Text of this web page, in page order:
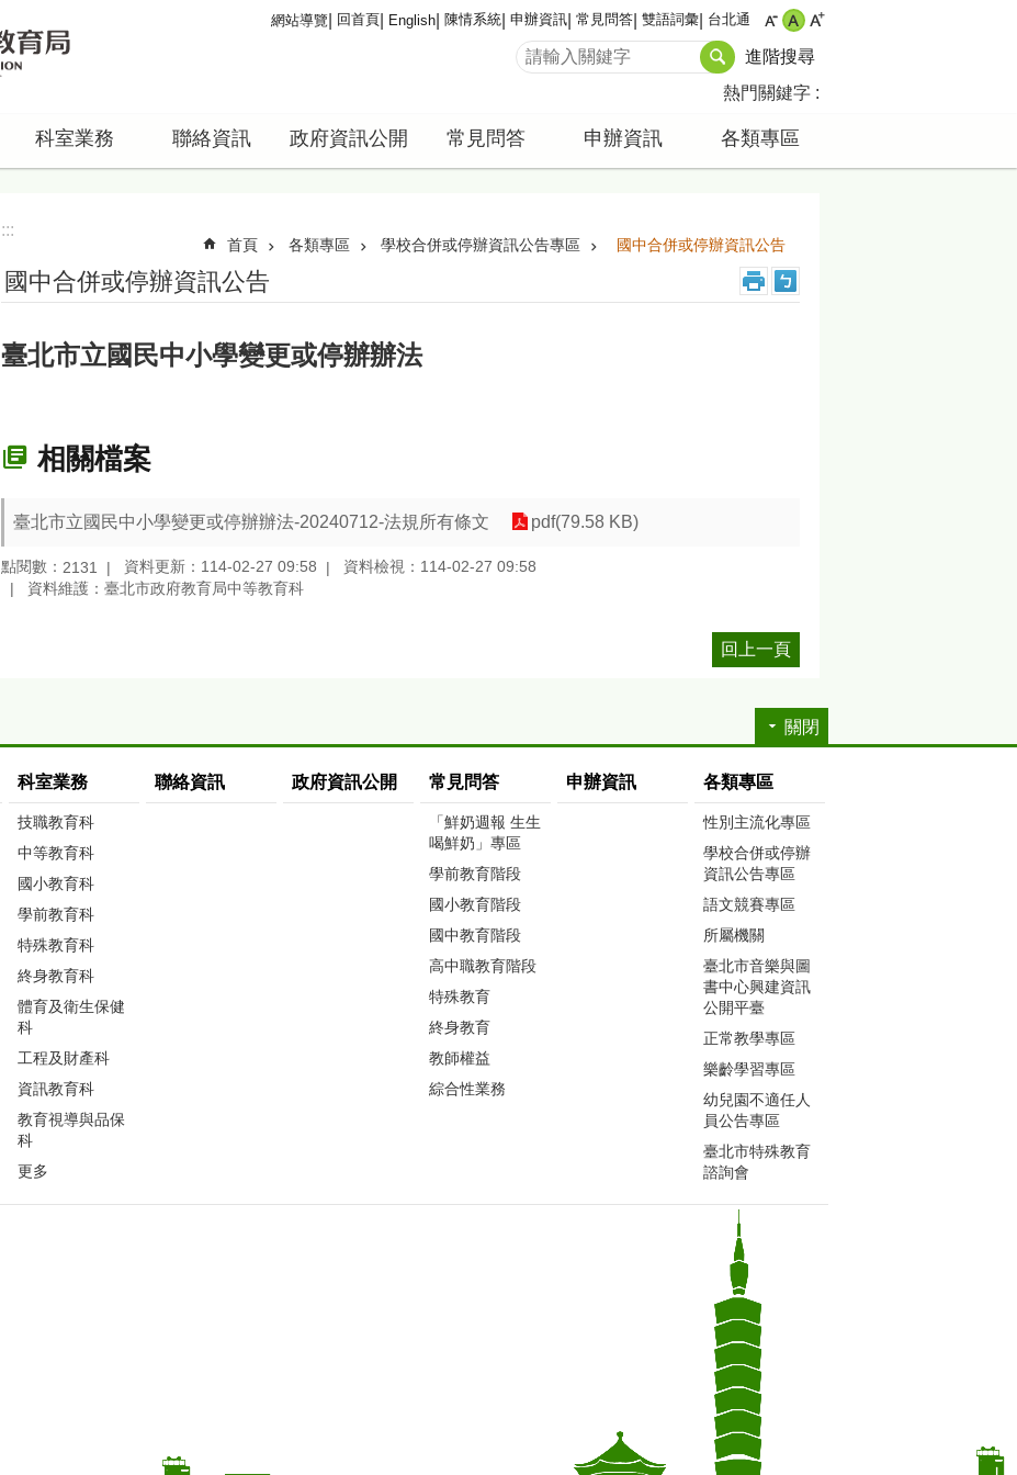
網站導覽 回首頁 English 陳情系統 申辦資訊 常見問答 雙語詞彙 台北通
進階搜尋
熱門關鍵字
科室業務 聯絡資訊 政府資訊公開 常見問答 申辦資訊 各類專區
:::
首頁 各類專區 學校合併或停辦資訊公告專區 國中合併或停辦資訊公告
國中合併或停辦資訊公告
臺北市立國民中小學變更或停辦辦法
相關檔案
臺北市立國民中小學變更或停辦辦法-20240712-法規所有條文 pdf(79.58 KB)
點閱數： 2131 資料更新：114-02-27 09:58
資料檢視：114-02-27 09:58
資料維護：臺北市政府教育局中等教育科
回上一頁
關閉
科室業務
技職教育科
中等教育科
國小教育科
學前教育科
特殊教育科
終身教育科
體育及衛生保健
科
工程及財產科
資訊教育科
教育視導與品保
科
更多
聯絡資訊 政府資訊公開 常見問答
「鮮奶週報 生生
喝鮮奶」專區
學前教育階段
國小教育階段
國中教育階段
高中職教育階段
特殊教育
終身教育
教師權益
綜合性業務
申辦資訊 各類專區
性別主流化專區
學校合併或停辦
資訊公告專區
語文競賽專區
所屬機關
臺北市音樂與圖
書中心興建資訊
公開平臺
正常教學專區
樂齡學習專區
幼兒園不適任人
員公告專區
臺北市特殊教育
諮詢會